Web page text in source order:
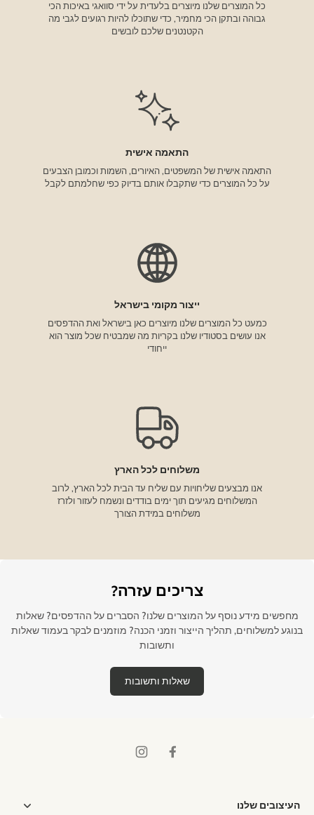
כל המוצרים שלנו מיוצרים בלעדית על ידי סוואגי באיכות הכי
גבוהה ובתקן הכי מחמיר, כדי שתוכלו להיות רגועים לגבי מה
הקטנטנים שלכם לובשים
התאמה אישית
התאמה אישית של המשפטים, האיורים, השמות וכמובן הצבעים
על כל המוצרים כדי שתקבלו אותם בדיוק כפי שחלמתם לקבל
ייצור מקומי בישראל
כמעט כל המוצרים שלנו מיוצרים כאן בישראל ואת ההדפסים
אנו עושים בסטודיו שלנו בקריות מה שמבטיח שכל מוצר הוא
ייחודי
משלוחים לכל הארץ
אנו מבצעים שליחויות עם שליח עד הבית לכל הארץ, לרוב
המשלוחים מגיעים תוך ימים בודדים ונשמח לעזור ולזרז
משלוחים במידת הצורך
צריכים עזרה?
מחפשים מידע נוסף על המוצרים שלנו? הסברים על ההדפסים? שאלות
בנוגע למשלוחים, תהליך הייצור וזמני הכנה? מוזמנים לבקר בעמוד שאלות
ותשובות
שאלות ותשובות
העיצובים שלנו